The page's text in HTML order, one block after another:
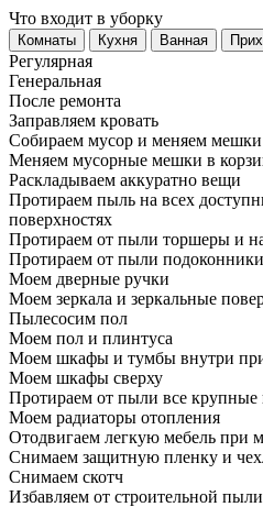
Что входит в уборку
Регу­лярная
Гене­ральная
После ремонта
Заправляем кровать
Собираем мусор и меняем мешки
Меняем мусорные мешки в
Раскладываем аккуратно вещи
Протираем пыль на всех
поверхностях
Протираем от пыли торшеры и
Протираем от пыли подоконники
Моем дверные ручки
Моем зеркала и зеркальные
Пылесосим пол
Моем пол и плинтуса
Моем шкафы и тумбы внутри
Моем шкафы сверху
Протираем от пыли все крупные
Моем радиаторы отопления
Отодвигаем легкую мебель при
Снимаем защитную пленку и
Снимаем скотч
Избавляем от строительной